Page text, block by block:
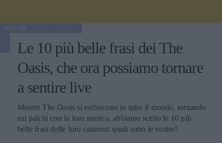
Le 10 più belle frasi dei The
Oasis, che ora possiamo tornare
a sentire live
Mentre The Oasis si esibiscono in tutto il mondo, tornando
sui palchi con la loro musica, abbiamo scelto le 10 più
belle frasi delle loro canzoni: quali sono le vostre?